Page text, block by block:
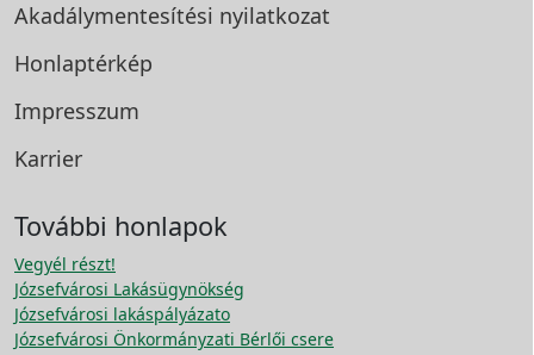
Akadálymentesítési nyilatkozat
Honlaptérkép
Impresszum
Karrier
További honlapok
Vegyél részt!
Józsefvárosi Lakásügynökség
Józsefvárosi lakáspályázato
Józsefvárosi Önkormányzati Bérlői csere